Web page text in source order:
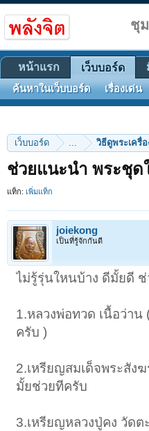
เว็บบอร์ด ... วิธีดูพระเครื่อ
ช่วยแนะนำ พระชุ
แท็ก: เพิ่มแท็ก
joiekong
เป็นที่รู้จักกันดี
ไม่รู้รุ่นใหนบ้าง ดีมั้ยดี
1.หลวงพ่อทวด เนื้อว่า
ครับ )
2.เหรียญสมเด็จพระสัง
มั้ยช่วยทีครับ
3.เหรียญหลวงปู่คง วัด
ชุ
หน้าแรก เว็บบอร์ด
ค้นหาในเว็บบอร์ด เรื่องเด่น